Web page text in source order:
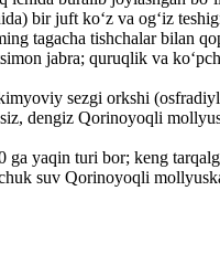
bir juft koʻz va ogʻiz
tagacha tishchalar bilan
jabra; quruqlik va
sezgi orkshi
dengiz Qorinoyoqli
yaqin turi bor; keng
suv Qorinoyoqli